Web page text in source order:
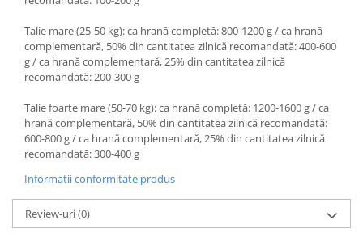
Talie mare (25-50 kg): ca hrană completă: 800-1200 g / ca hrană
complementară, 50% din cantitatea zilnică recomandată: 400-600
g / ca hrană complementară, 25% din cantitatea zilnică
recomandată: 200-300 g
Talie foarte mare (50-70 kg): ca hrană completă: 1200-1600 g / ca
hrană complementară, 50% din cantitatea zilnică recomandată:
600-800 g / ca hrană complementară, 25% din cantitatea zilnică
recomandată: 300-400 g
Informatii conformitate produs
Review-uri(0)